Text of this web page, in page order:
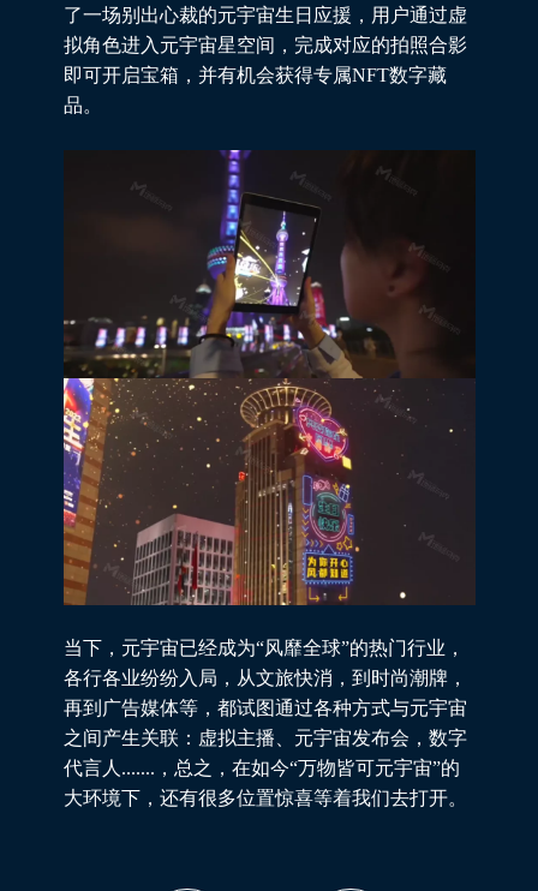
了一场别出心裁的元宇宙生日应援，用户通过虚
拟角色进入元宇宙星空间，完成对应的拍照合影
即可开启宝箱，并有机会获得专属NFT数字藏
品。
当下，元宇宙已经成为“风靡全球”的热门行业，
各行各业纷纷入局，从文旅快消，到时尚潮牌，
再到广告媒体等，都试图通过各种方式与元宇宙
之间产生关联：虚拟主播、元宇宙发布会，数字
代言人.......，总之，在如今“万物皆可元宇宙”的
大环境下，还有很多位置惊喜等着我们去打开。